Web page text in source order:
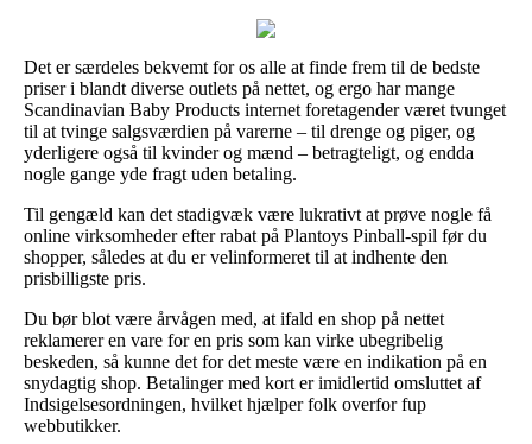
Det er særdeles bekvemt for os alle at finde frem til de bedste
priser i blandt diverse outlets på nettet, og ergo har mange
Scandinavian Baby Products internet foretagender været tvunget
til at tvinge salgsværdien på varerne – til drenge og piger, og
yderligere også til kvinder og mænd – betragteligt, og endda
nogle gange yde fragt uden betaling.
Til gengæld kan det stadigvæk være lukrativt at prøve nogle få
online virksomheder efter rabat på Plantoys Pinball-spil før du
shopper, således at du er velinformeret til at indhente den
prisbilligste pris.
Du bør blot være årvågen med, at ifald en shop på nettet
reklamerer en vare for en pris som kan virke ubegribelig
beskeden, så kunne det for det meste være en indikation på en
snydagtig shop. Betalinger med kort er imidlertid omsluttet af
Indsigelsesordningen, hvilket hjælper folk overfor fup
webbutikker.